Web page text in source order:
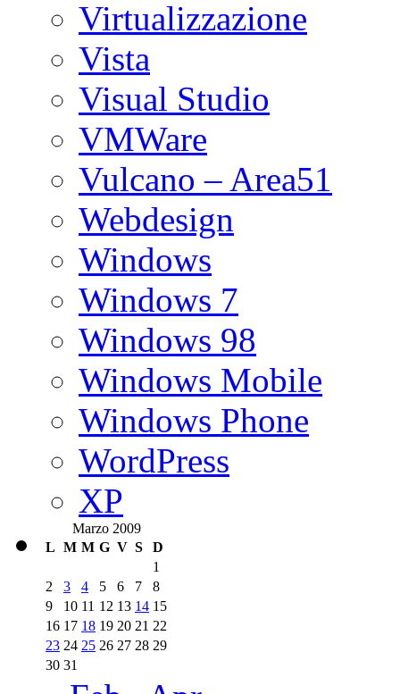
Virtualizzazione
Vista
Visual Studio
VMWare
Vulcano – Area51
Webdesign
Windows
Windows 7
Windows 98
Windows Mobile
Windows Phone
WordPress
XP
Marzo 2009
L M M G V S
D
1
2
3 4 5 6 7
8
9
10 11 12 13 14 15
16 17 18 19 20 21 22
23 24 25 26 27 28 29
30 31